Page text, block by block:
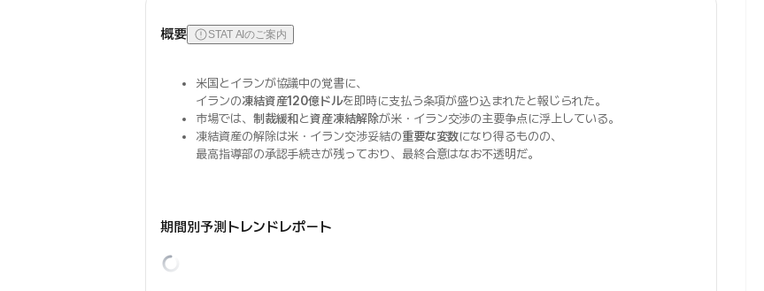
概要 STAT AIのご案内
米国とイランが協議中の覚書に、
イランの凍結資産120億ドルを即時に支払う条項が盛り込まれたと報じられた。
市場では、 制裁緩和と資産凍結解除が米・イラン交渉の主要争点に浮上している。
凍結資産の解除は米・イラン交渉妥結の重要な変数になり得るものの、
最高指導部の承認手続きが残っており、最終合意はなお不透明だ。
期間別予測トレンドレポート